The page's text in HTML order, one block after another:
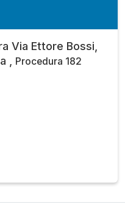
Via Ettore Bossi,
,
Procedura 182